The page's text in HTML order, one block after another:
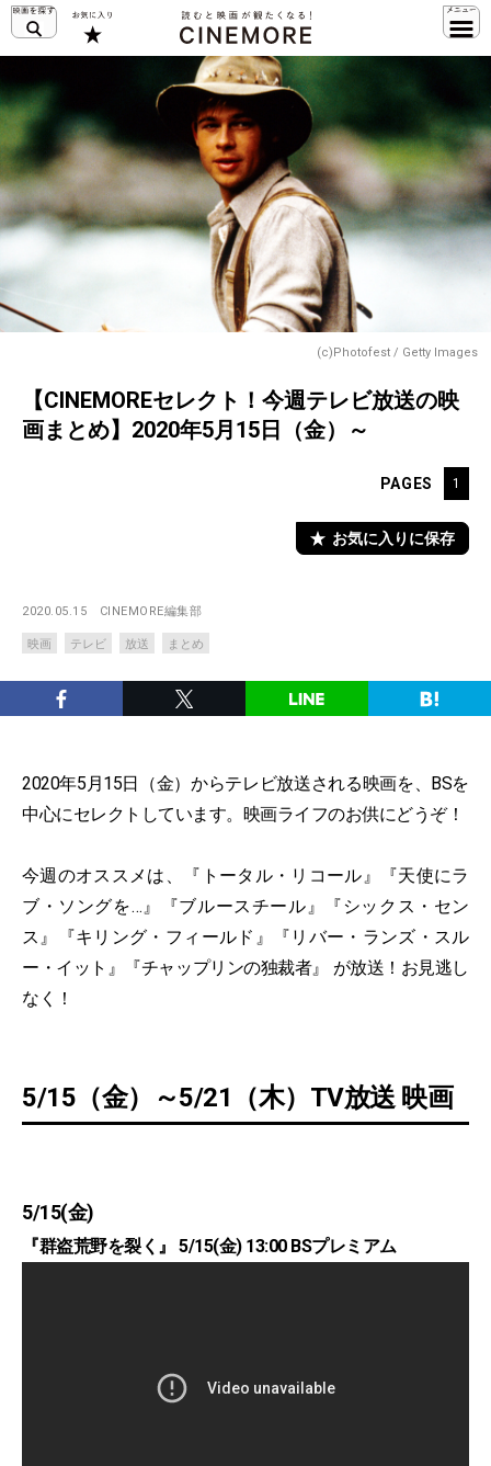
(c)Photofest / Getty Images
【CINEMOREセレクト！今週テレビ放送の映
画まとめ】2020年5月15日（金）～
PAGES 1
お気に入りに保存
2020.05.15 CINEMORE編集部
映画 テレビ 放送 まとめ
2020年5月15日（金）からテレビ放送される映画を、BSを
中心にセレクトしています。映画ライフのお供にどうぞ！
今週のオススメは、『トータル・リコール』『天使にラ
ブ・ソングを…』『ブルースチール』『シックス・セン
ス』『キリング・フィールド』『リバー・ランズ・スル
ー・イット』『チャップリンの独裁者』 が放送！お見逃し
なく！
5/15（金）～5/21（木）TV放送 映画
5/15(金)
『群盗荒野を裂く』 5/15(金) 13:00 BSプレミアム